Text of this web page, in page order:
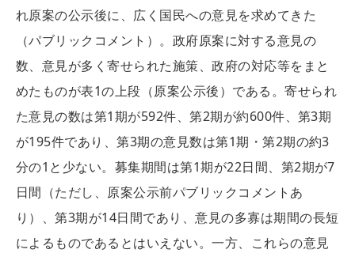
れ原案の公示後に、広く国民への意見を求めてきた
（パブリックコメント）。政府原案に対する意見の
数、意見が多く寄せられた施策、政府の対応等をまと
めたものが表1の上段（原案公示後）である。寄せられ
た意見の数は第1期が592件、第2期が約600件、第3期
が195件であり、第3期の意見数は第1期・第2期の約3
分の1と少ない。募集期間は第1期が22日間、第2期が7
日間（ただし、原案公示前パブリックコメントあ
り）、第3期が14日間であり、意見の多寡は期間の長短
によるものであるとはいえない。一方、これらの意見